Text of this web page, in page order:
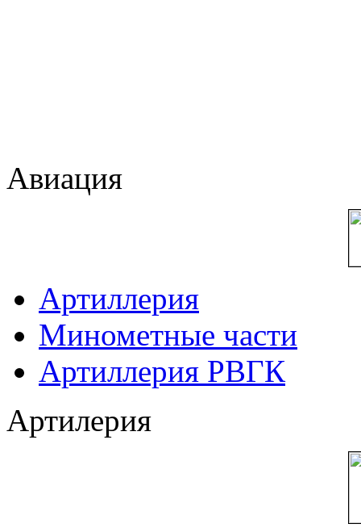
Авиация
Артиллерия
Минометные части
Артиллерия РВГК
Артилерия